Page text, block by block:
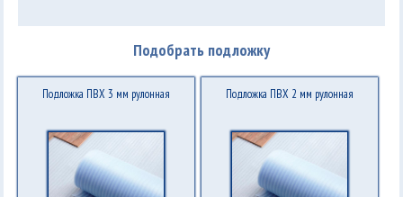
Подобрать подложку
Подложка ПВХ 3 мм рулонная Подложка ПВХ 2 мм рулонная